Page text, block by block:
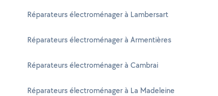
Réparateurs électroménager à Lambersart
Réparateurs électroménager à Armentières
Réparateurs électroménager à Cambrai
Réparateurs électroménager à La Madeleine